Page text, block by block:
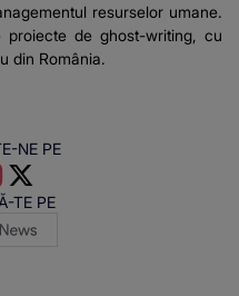
resurselor umane.
de ghost-writing, cu
din România.
NE PE
TE PE